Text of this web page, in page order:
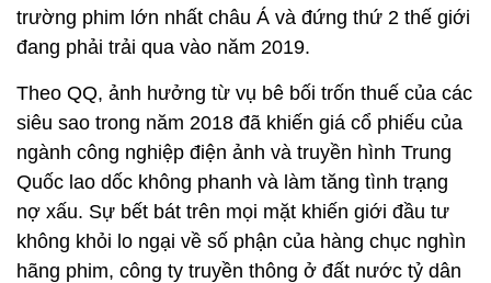
trường phim lớn nhất châu Á và đứng thứ 2 thế giới
đang phải trải qua vào năm 2019.
Theo QQ, ảnh hưởng từ vụ bê bối trốn thuế của các
siêu sao trong năm 2018 đã khiến giá cổ phiếu của
ngành công nghiệp điện ảnh và truyền hình Trung
Quốc lao dốc không phanh và làm tăng tình trạng
nợ xấu. Sự bết bát trên mọi mặt khiến giới đầu tư
không khỏi lo ngại về số phận của hàng chục nghìn
hãng phim, công ty truyền thông ở đất nước tỷ dân